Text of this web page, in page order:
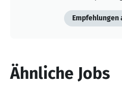
Empfehlungen
Ähnliche Jobs